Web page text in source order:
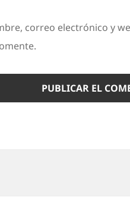
correo electrónico y